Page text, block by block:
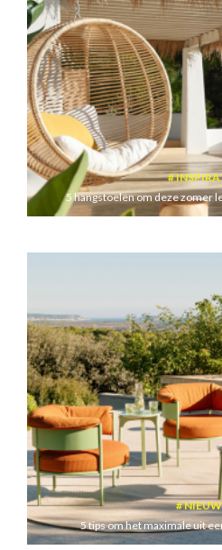
5 hangstoelen om deze zomer
5 tips om het maximale uit